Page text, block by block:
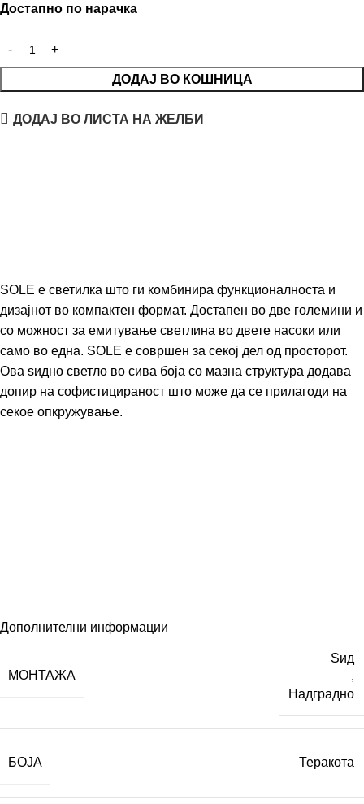
Достапно по нарачка
ДОДАЈ ВО КОШНИЦА
ДОДАЈ ВО ЛИСТА НА ЖЕЛБИ
SOLE е светилка што ги комбинира функционалноста и
дизајнот во компактен формат. Достапен во две големини и
со можност за емитување светлина во двете насоки или
само во една. SOLE е совршен за секој дел од просторот.
Ова ѕидно светло во сива боја со мазна структура додава
допир на софистицираност што може да се прилагоди на
секое опкружување.
Дополнителни информации
МОНТАЖА
Ѕид
,
Надградно
БОЈА Теракота